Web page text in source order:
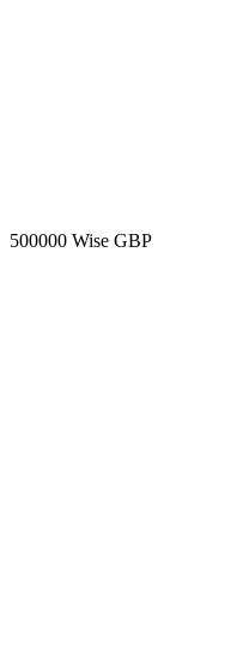
500000 Wise GBP